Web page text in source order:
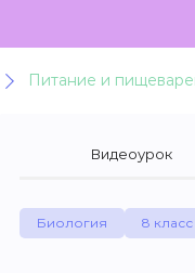
Видеоурок
Биология 8 класс